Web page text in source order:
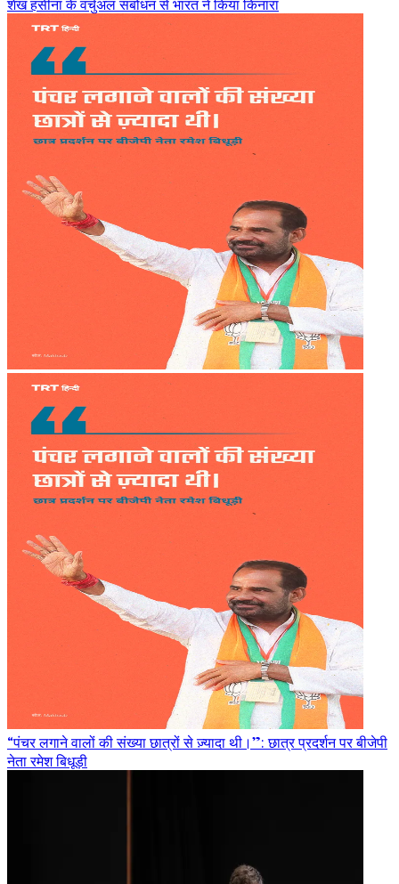
शेख हसीना के वर्चुअल संबोधन से भारत ने किया किनारा
“पंचर लगाने वालों की संख्या छात्रों से ज़्यादा थी।”: छात्र प्रदर्शन पर बीजेपी
नेता रमेश बिधूड़ी